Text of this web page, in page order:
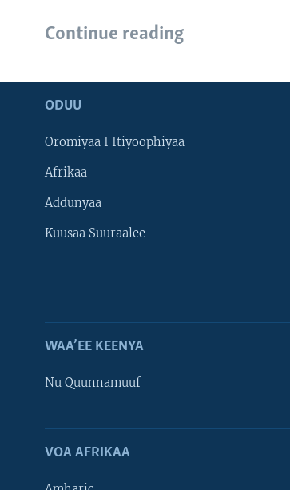
Continue reading
ODUU
Oromiyaa I Itiyoophiyaa
Afrikaa
Addunyaa
Kuusaa Suuraalee
WAA’EE KEENYA
Nu Quunnamuuf
VOA AFRIKAA